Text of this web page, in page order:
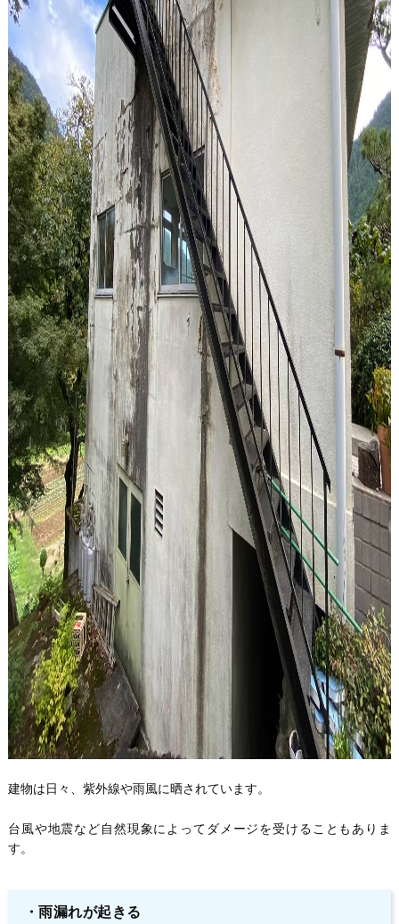
建物は日々、紫外線や雨風に晒されています。
台風や地震など自然現象によってダメージを受けることもありま
す。
・雨漏れが起きる